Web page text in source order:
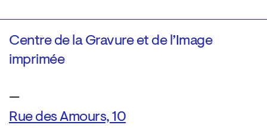
Centre de la Gravure et de l’Image
imprimée
—
Rue des Amours, 10